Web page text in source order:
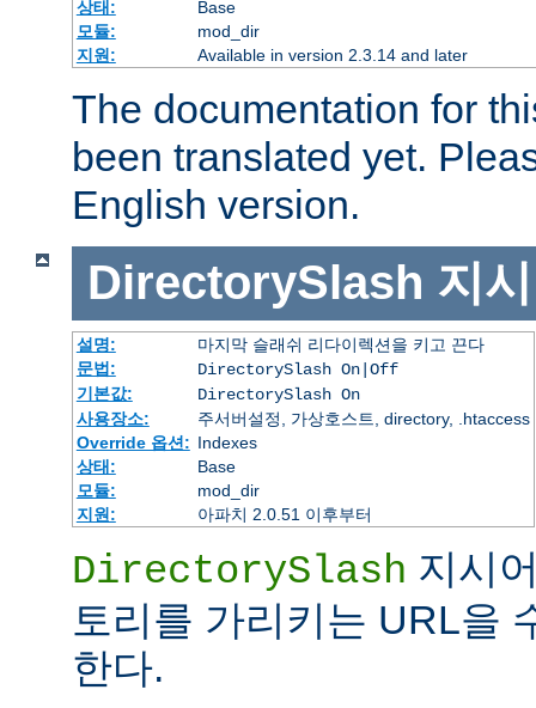
상태:
Base
모듈:
mod_dir
지원:
Available in version 2.3.14 and later
The documentation for
been translated yet.
English version.
DirectorySlash 지
설명:
마지막 슬래쉬 리다이렉션을 키고 끈다
문법:
DirectorySlash On|Off
기본값:
DirectorySlash On
사용장소:
주서버설정, 가상호스트, directory, .htaccess
Override 옵션: Indexes
상태:
Base
모듈:
mod_dir
지원:
아파치 2.0.51 이후부터
DirectorySlash 지시
토리를 가리키는 URL을
한다.